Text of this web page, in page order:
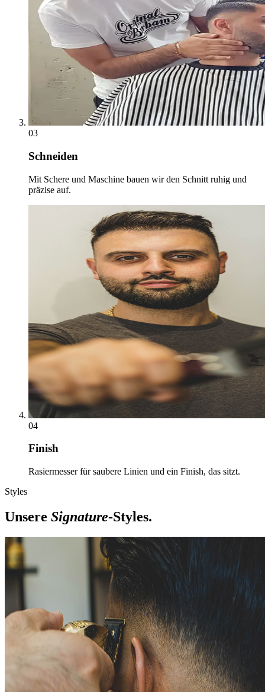
03
Schneiden
Mit Schere und Maschine bauen wir den Schnitt ruhig und
präzise auf.
04
Finish
Rasiermesser für saubere Linien und ein Finish, das sitzt.
Styles
Unsere Signature-Styles.